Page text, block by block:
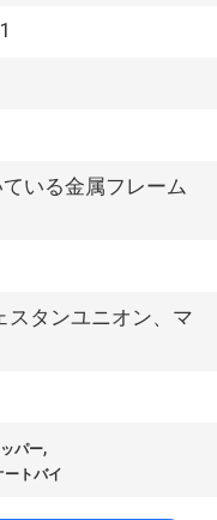
いる金属フレーム
スタンユニオン、マ
パー,
ートバイ